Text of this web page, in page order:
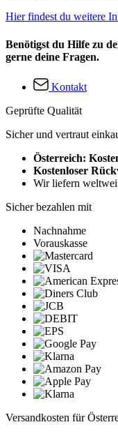
Hier findest du weitere
Benötigst du Hilfe zu
gerne deine Fragen.
Kontakt
Geprüfte Qualität
Sicher und vertraut
Österreich:
Kostenloser
Wir liefern
Sicher bezahlen mit
Nachnahme
Vorauskasse
Versandkosten für